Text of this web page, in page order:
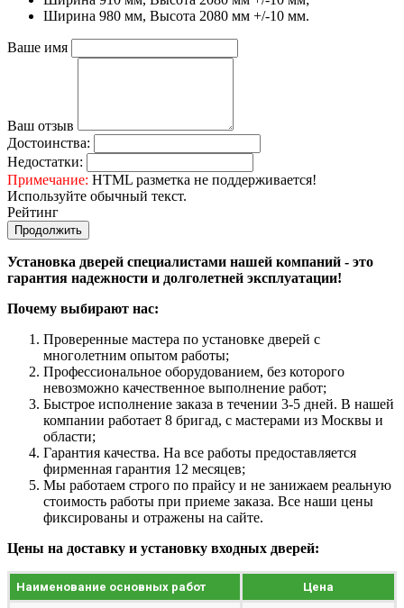
Ширина 980 мм, Высота 2080 мм +/-10 мм.
Ваше имя
Ваш отзыв
Достоинства:
Недостатки:
Примечание: HTML разметка не поддерживается!
Используйте обычный текст.
Рейтинг
Продолжить
Установка дверей специалистами нашей компаний - это
гарантия надежности и долголетней эксплуатации!
Почему выбирают нас:
Проверенные мастера по установке дверей с
многолетним опытом работы;
Профессиональное оборудованием, без которого
невозможно качественное выполнение работ;
Быстрое исполнение заказа в течении 3-5 дней. В нашей
компании работает 8 бригад, с мастерами из Москвы и
области;
Гарантия качества. На все работы предоставляется
фирменная гарантия 12 месяцев;
Мы работаем строго по прайсу и не занижаем реальную
стоимость работы при приеме заказа. Все наши цены
фиксированы и отражены на сайте.
Цены на доставку и установку входных дверей:
Наименование основных работ Цена